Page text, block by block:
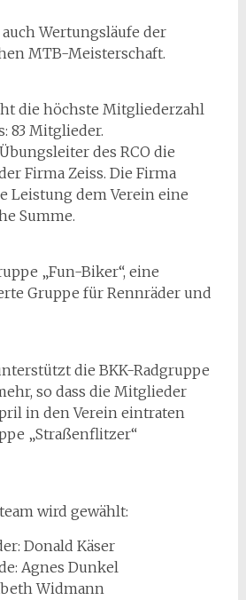
Wertungsläufe der
MTB-Meisterschaft.
die höchste Mitgliederzahl
83 Mitglieder.
des RCO die
Firma Zeiss. Die Firma
Leistung dem Verein eine
Summe.
„Fun-Biker“, eine
Gruppe für Rennräder und
die BKK-Radgruppe
so dass die Mitglieder
in den Verein eintraten
„Straßenflitzer“
wird gewählt:
Donald Käser
Agnes Dunkel
Widmann